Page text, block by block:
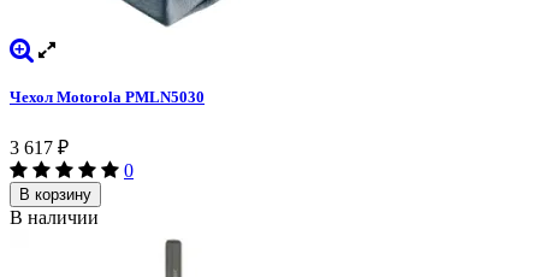
Чехол Motorola PMLN5030
3 617 ₽
0
В корзину
В наличии